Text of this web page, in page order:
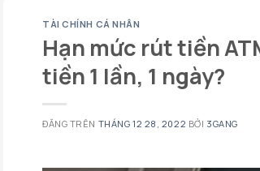
TÀI CHÍNH CÁ NHÂN
Hạn mức rút tiền
tiền 1 lần, 1 ngày?
ĐĂNG TRÊN THÁNG 12 28, 2022 BỞI 3GANG